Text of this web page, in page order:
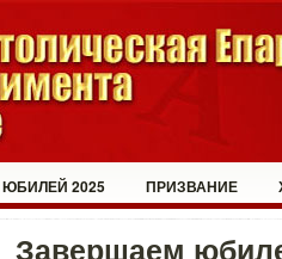
ЮБИЛЕЙ 2025 ПРИЗВАНИЕ
Завершаем